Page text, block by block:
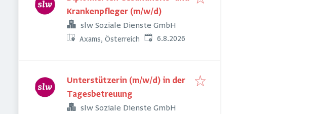
Krankenpfleger (m/w/d)
slw Soziale Dienste GmbH
Axams, Österreich Veröffentlicht
6.8.2026
Unterstützerin (m/w/d) in der
Tagesbetreuung
slw Soziale Dienste GmbH